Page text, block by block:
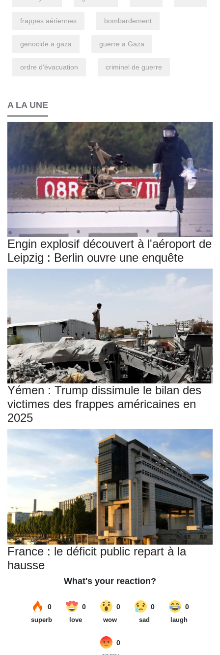
frappes aériennes bombardement
genocide a gaza guerre a Gaza
ordre d'évacuation criminel de guerre
A LA UNE
Engin explosif découvert à l'aéroport de
Leipzig : Berlin ouvre une enquête
Yémen : Trump dissimule le bilan des
victimes des frappes américaines en
2025
France : le déficit public repart à la
hausse